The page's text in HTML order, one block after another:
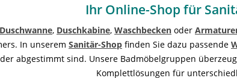
Ihr Online-Shop für
Duschwanne, Duschkabine, Waschbecken oder
In unserem Sanitär-Shop finden Sie dazu passende
abgestimmt sind. Unsere Badmöbelgruppen
Komplettlösungen für